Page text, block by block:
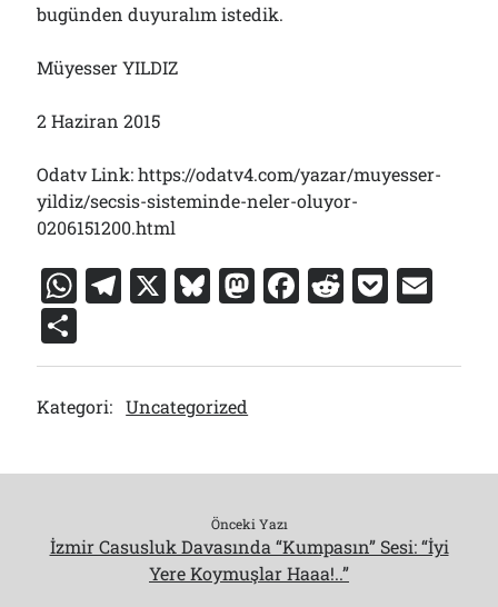
bugünden duyuralım istedik.
Müyesser YILDIZ
2 Haziran 2015
Odatv Link: https://odatv4.com/yazar/muyesser-
yildiz/secsis-sisteminde-neler-oluyor-
0206151200.html
W
at
s
A
p
T
e
gr
a
m
X Bl
e
s
k
y
M
st
o
F
c
o
k
R
d
P
c ai
h
ar
e
Kategori: Uncategorized
Önceki Yazı
İzmir Casusluk Davasında “Kumpasın” Sesi: “İyi
Yere Koymuşlar Haaa!..”